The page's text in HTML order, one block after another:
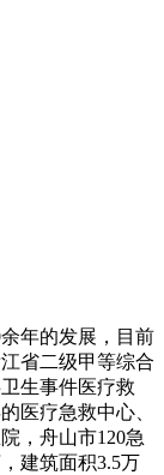
年的发展，目前
省二级甲等综合
生事件医疗救
医疗急救中心、
，舟山市120急
建筑面积3.5万